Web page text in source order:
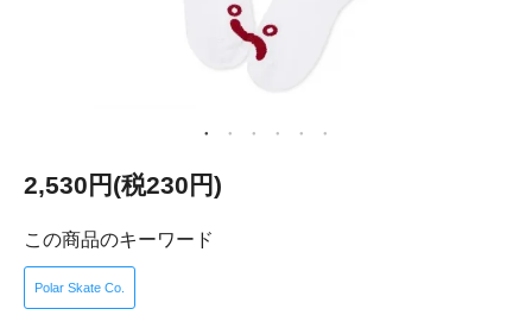
2,530円(税230円)
この商品のキーワード
Polar Skate Co.